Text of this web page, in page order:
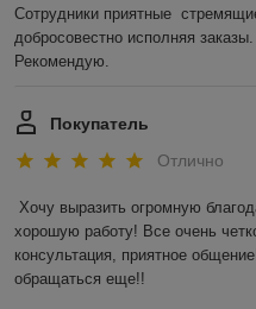
Сотрудники приятные
добросовестно исполняя заказы.
Рекомендую.
Покупатель
Отлично
Хочу выразить огромную
хорошую работу! Все очень
консультация, приятное
обращаться еще!!